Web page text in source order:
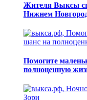
Жителя Выксы
Нижнем
Помогите
полноценную